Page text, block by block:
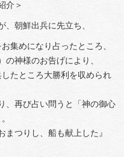
介＞
、朝鮮出兵に先立ち、
集めになり占ったところ、
神様のお告げにより、
たところ大勝利を収められ
、再び占い問うと「神の御心
まつりし、船も献上した』